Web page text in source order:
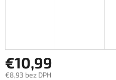
€10,99
€8,93 bez DPH